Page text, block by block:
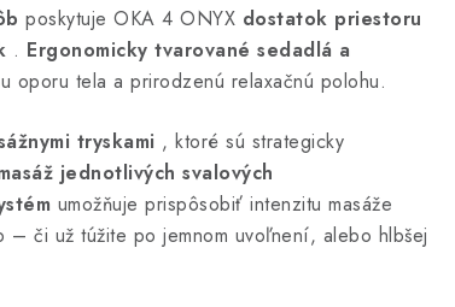
poskytuje OKA 4 ONYX dostatok priestoru
. Ergonomicky tvarované sedadlá a
oporu tela a prirodzenú relaxačnú polohu.
tryskami , ktoré sú strategicky
jednotlivých svalových
umožňuje prispôsobiť intenzitu masáže
– či už túžite po jemnom uvoľnení, alebo hlbšej